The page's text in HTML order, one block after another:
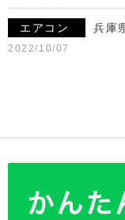
エアコン 兵庫
2022/10/07